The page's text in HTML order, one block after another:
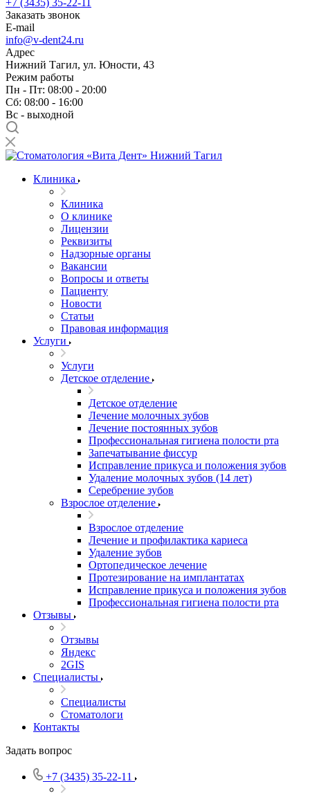
+7 (3435) 35-22-11
Заказать звонок
E-mail
info@v-dent24.ru
Адрес
Нижний Тагил, ул. Юности, 43
Режим работы
Пн - Пт: 08:00 - 20:00
Сб: 08:00 - 16:00
Вс - выходной
Клиника
Клиника
О клинике
Лицензии
Реквизиты
Надзорные органы
Вакансии
Вопросы и ответы
Пациенту
Новости
Статьи
Правовая информация
Услуги
Услуги
Детское отделение
Детское отделение
Лечение молочных зубов
Лечение постоянных зубов
Профессиональная гигиена полости рта
Запечатывание фиссур
Исправление прикуса и положения зубов
Удаление молочных зубов (14 лет)
Серебрение зубов
Взрослое отделение
Взрослое отделение
Лечение и профилактика кариеса
Удаление зубов
Ортопедическое лечение
Протезирование на имплантатах
Исправление прикуса и положения зубов
Профессиональная гигиена полости рта
Отзывы
Отзывы
Яндекс
2GIS
Специалисты
Специалисты
Стоматологи
Контакты
Задать вопрос
+7 (3435) 35-22-11